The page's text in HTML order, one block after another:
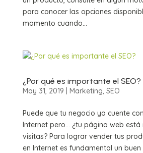
para conocer las opciones
momento cuando...
¿Por qué es importante el SEO?
May 31, 2019 Marketing, SEO
Puede que tu negocio ya cuente
Internet pero… ¿tu página web está
visitas? Para lograr vender tus
en Internet es fundamental un